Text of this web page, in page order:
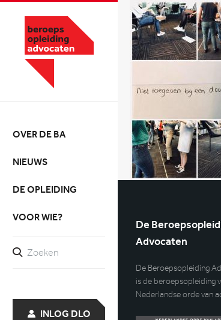
OVER DE BA
NIEUWS
DE OPLEIDING
VOOR WIE?
INLOG DLO
De
Advocaten
De Beroepsopleiding
is de beroepsopleiding
Nederlandse orde van